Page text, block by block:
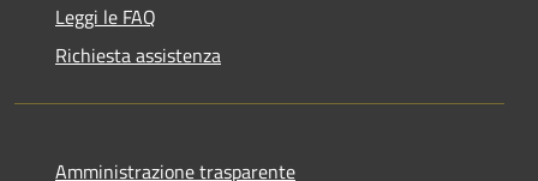
Leggi le FAQ
Richiesta assistenza
Amministrazione trasparente